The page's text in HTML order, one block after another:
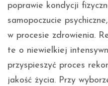
poprawie kondycji
samopoczucie
w procesie zdrowienia.
te o niewielkiej
przyspieszyć proces
jakość życia. Przy